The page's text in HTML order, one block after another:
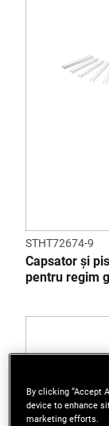
STHT72674-9
Capsator și
pentru regim
By clicking “Accept
device to enhance
marketing efforts.